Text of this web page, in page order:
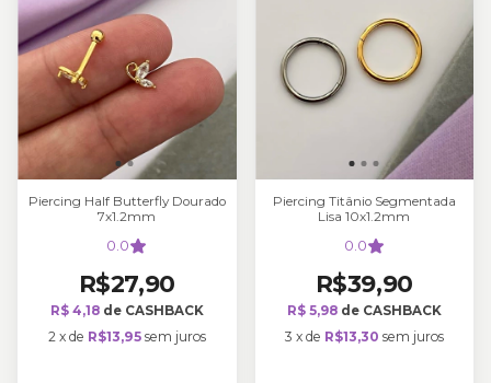
Piercing Half Butterfly Dourado
7x1.2mm
0.0
R$27,90
R$ 4,18de CASHBACK
2 x de R$13,95 sem juros
Piercing Titânio Segmentada
Lisa 10x1.2mm
0.0
R$39,90
R$ 5,98de CASHBACK
3 x de R$13,30 sem juros